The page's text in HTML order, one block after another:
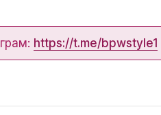
https://t.me/bpwstyle1